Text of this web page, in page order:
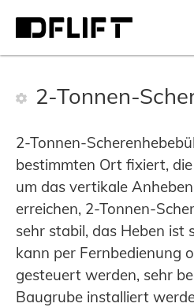
2-Tonnen-
2-Tonnen-
bestimmten Ort fixiert,
um das vertikale
erreichen, 2-Tonnen-
sehr stabil, das Heben ist
kann per Fernbedienung
gesteuert werden, sehr
Baugrube installiert